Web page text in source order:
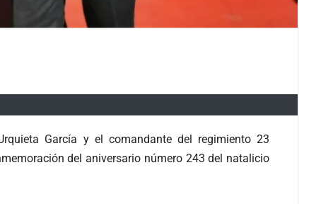
García y el comandante del regimiento 23
del aniversario número 243 del natalicio